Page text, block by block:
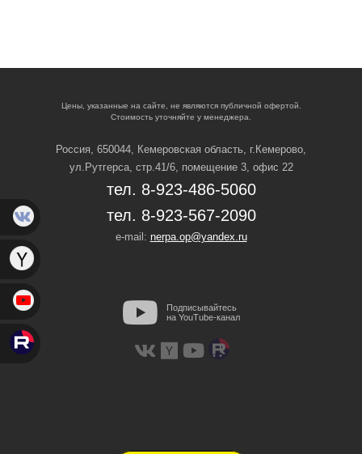
Цены, указанные на сайте, не являются публичной офертой.
Стоимость уточняйте у менеджера.
Россия, 650044, Кемеровская область, г.Кемерово,
ул.Рутгерса, стр.41/6, помещение 3, офис 22
тел. 8-923-486-5060
тел. 8-923-567-2090
e-mail: nerpa.op@yandex.ru
Подписывайтесь
на YouTube-канал